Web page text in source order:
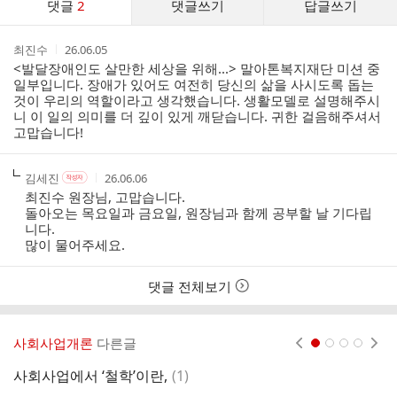
댓글 2 댓글쓰기 답글쓰기
작
성
자
최진수
작
성
시
간
26.06.05
<발달장애인도 살만한 세상을 위해...> 말아톤복지재단 미션 중
일부입니다. 장애가 있어도 여전히 당신의 삶을 사시도록 돕는
것이 우리의 역할이라고 생각했습니다. 생활모델로 설명해주시
니 이 일의 의미를 더 깊이 있게 깨닫습니다. 귀한 걸음해주셔서
고맙습니다!
작
성
자
김세진 작
성
자
본
여
부
작
작
성
시
간
26.06.06
최진수 원장님, 고맙습니다.
돌아오는 목요일과 금요일, 원장님과 함께 공부할 날 기다립
니다.
많이 물어주세요.
댓글 전체보기
사회사업개론 다른글
사회사업에서 ‘철학’이란, 댓
(1)